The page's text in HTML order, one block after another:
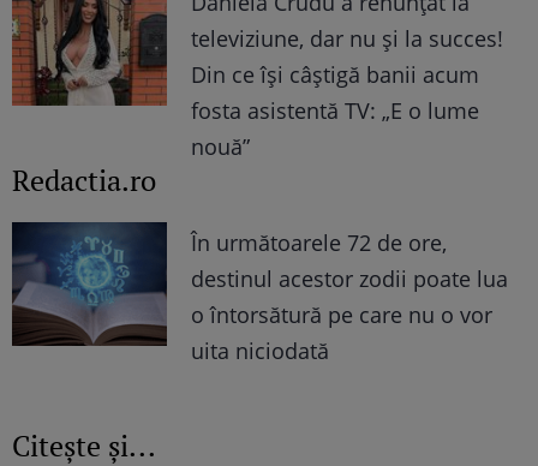
televiziune, dar nu și la succes!
Din ce își câștigă banii acum
fosta asistentă TV: „E o lume
nouă”
Redactia.ro
În următoarele 72 de ore,
destinul acestor zodii poate lua
o întorsătură pe care nu o vor
uita niciodată
Citește și...